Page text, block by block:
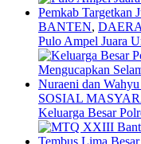
BANTEN,
Pulo Ampel Juara
SOSIAL
Keluarga Besar